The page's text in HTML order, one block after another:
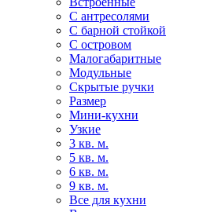
С антресолями
С барной стойкой
С островом
Малогабаритные
Модульные
Скрытые ручки
Размер
Мини-кухни
Узкие
3 кв. м.
5 кв. м.
6 кв. м.
9 кв. м.
Все для кухни